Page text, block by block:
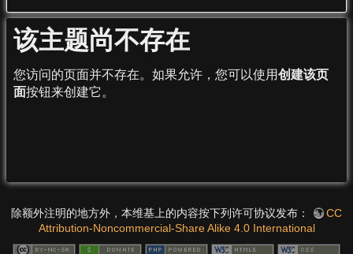
该主题尚不存在
您访问的页面并不存在。如果允许，您可以使用创建该页
面按钮来创建它。
除额外注明的地方外，本维基上的内容按下列许可协议发布：
CC
Attribution-Noncommercial-Share Alike 4.0 International